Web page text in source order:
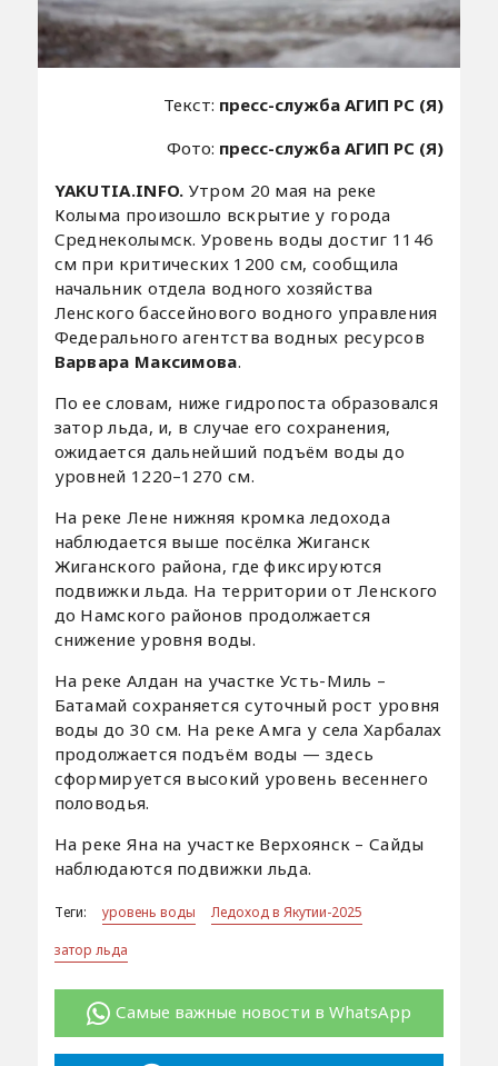
Текст: пресс-служба АГИП РС (Я)
Фото: пресс-служба АГИП РС (Я)
YAKUTIA.INFO. Утром 20 мая на реке
Колыма произошло вскрытие у города
Среднеколымск. Уровень воды достиг 1146
см при критических 1200 см, сообщила
начальник отдела водного хозяйства
Ленского бассейнового водного управления
Федерального агентства водных ресурсов
Варвара Максимова.
По ее словам, ниже гидропоста образовался
затор льда, и, в случае его сохранения,
ожидается дальнейший подъём воды до
уровней 1220–1270 см.
На реке Лене нижняя кромка ледохода
наблюдается выше посёлка Жиганск
Жиганского района, где фиксируются
подвижки льда. На территории от Ленского
до Намского районов продолжается
снижение уровня воды.
На реке Алдан на участке Усть-Миль –
Батамай сохраняется суточный рост уровня
воды до 30 см. На реке Амга у села Харбалах
продолжается подъём воды — здесь
сформируется высокий уровень весеннего
половодья.
На реке Яна на участке Верхоянск – Сайды
наблюдаются подвижки льда.
Теги: уровень воды
Ледоход в Якутии-2025
затор льда
Самые важные новости в WhatsApp